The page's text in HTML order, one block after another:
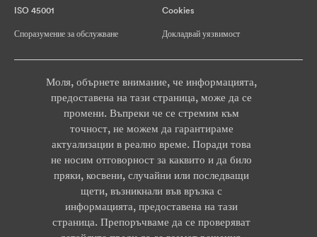
ISO 45001 Cookies
Споразумение за обслужване Докладвай уязвимост
Моля, обърнете внимание, че информацията,
предоставена на тази страница, може да се
промени. Въпреки че се стремим към
точност, не можем да гарантираме
актуализации в реално време. Поради това
не носим отговорност за каквито и да било
пряки, косвени, случайни или последващи
щети, възникнали във връзка с
информацията, предоставена на тази
страница. Препоръчваме да се проверяват